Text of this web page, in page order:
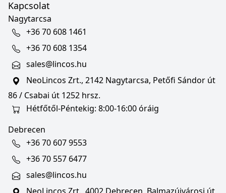
Kapcsolat
Nagytarcsa
+36 70 608 1461
+36 70 608 1354
sales@lincos.hu
NeoLincos Zrt., 2142 Nagytarcsa, Petőfi Sándor út
86 / Csabai út 1252 hrsz.
Hétfőtől-Péntekig: 8:00-16:00 óráig
Debrecen
+36 70 607 9553
+36 70 557 6477
sales@lincos.hu